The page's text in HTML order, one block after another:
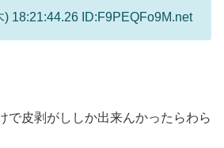
) 18:21:44.26 ID:F9PEQFo9M.net
で皮剥がししか出来んかったらわら